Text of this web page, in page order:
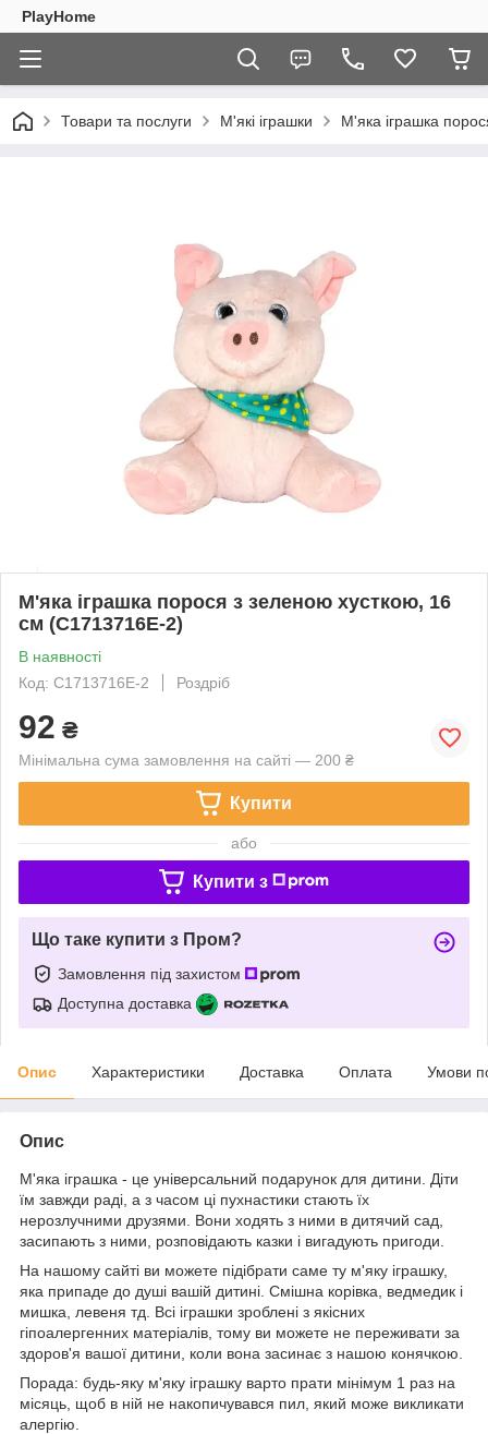
PlayHome
Товари та послуги М'які іграшки М'яка іграшка
М'яка іграшка порося з зеленою хусткою, 16
см (C1713716E-2)
В наявності
Код: C1713716E-2
Роздріб
92 ₴
Мінімальна сума замовлення на сайті — 200 ₴
Купити
або
Купити з
Що таке купити з Пром?
Замовлення під захистом
Доступна доставка
Опис Характеристики Доставка Оплата Умови
Опис
М'яка іграшка - це універсальний подарунок для дитини. Діти
їм завжди раді, а з часом ці пухнастики стають їх
нерозлучними друзями. Вони ходять з ними в дитячий сад,
засипають з ними, розповідають казки і вигадують пригоди.
На нашому сайті ви можете підібрати саме ту м'яку іграшку,
яка припаде до душі вашій дитині. Смішна корівка, ведмедик і
мишка, левеня тд. Всі іграшки зроблені з якісних
гіпоалергенних матеріалів, тому ви можете не переживати за
здоров'я вашої дитини, коли вона засинає з нашою конячкою.
Порада: будь-яку м'яку іграшку варто прати мінімум 1 раз на
місяць, щоб в ній не накопичувався пил, який може викликати
алергію.